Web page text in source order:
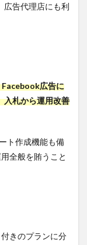
広告代理店にも利
広告に
札から運用改善
ト作成機能も備
全般を賄うこと
きのプランに分